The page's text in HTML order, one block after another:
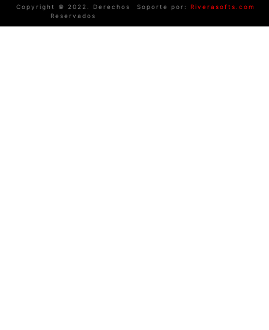
Copyright © 2022. Derechos
Reservados
Soporte por: Riverasofts.com